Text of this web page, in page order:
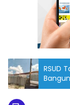
RSUD